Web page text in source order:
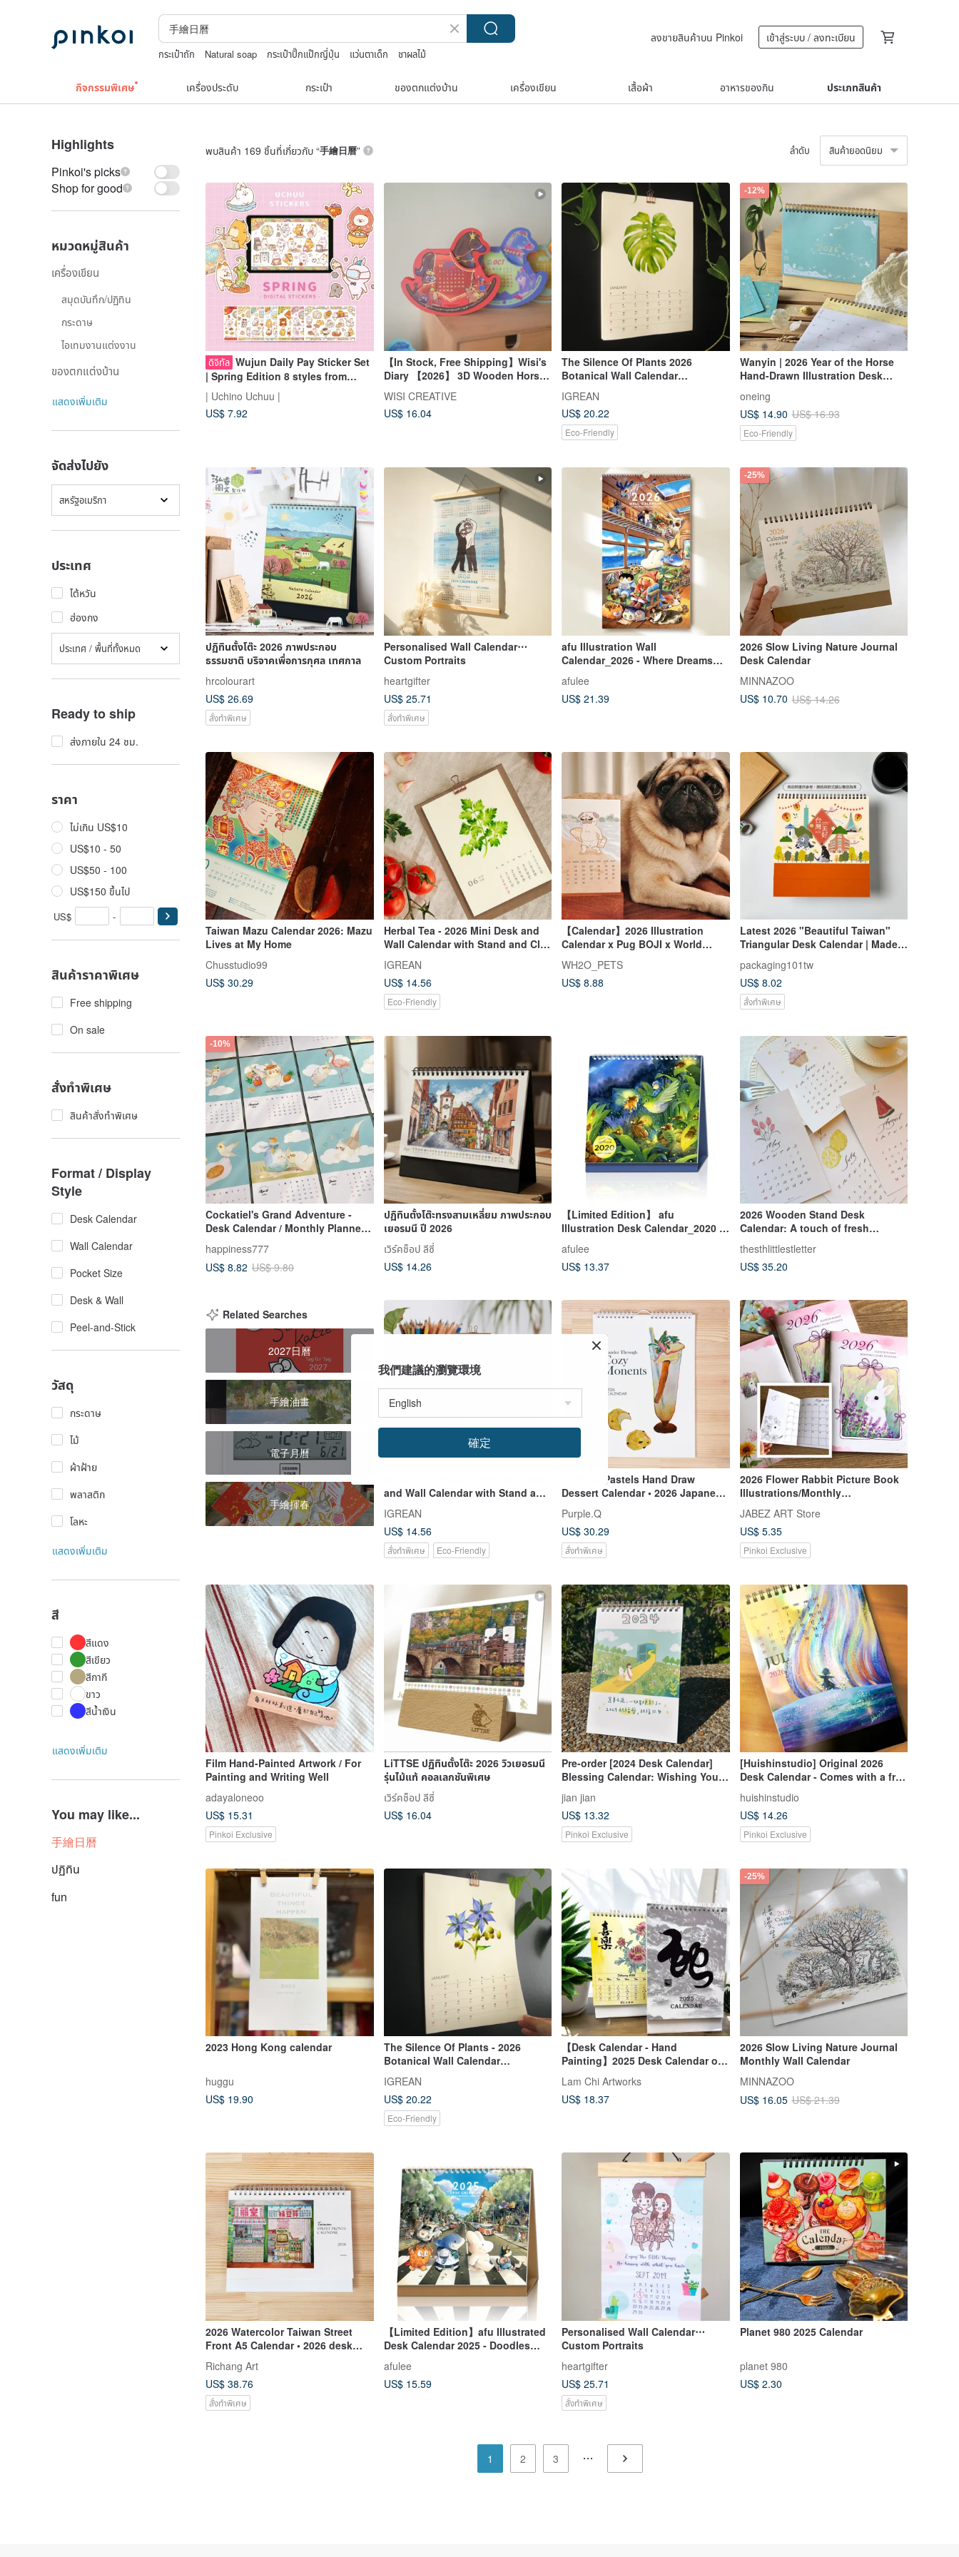
กระเป๋าถัก Natural soap กระเป๋าปิ๊กแป๊กญี่ปุ่น แว่นตาเด็ก
ชาผลไม้
ลงขายสินค้าบน Pinkoi เข้าสู่ระบบ / ลงทะเบียน
กิจกรรมพิเศษ เครื่องประดับ กระเป๋า ของตกแต่งบ้าน เครื่องเขียน เสื้อผ้า อาหารของกิน ประเภทสินค้า
Highlights
Pinkoi's picks
Shop for good
หมวดหมู่สินค้า
เครื่องเขียน
สมุดบันทึก/ปฏิทิน
กระดาษ
ไอเทมงานแต่งงาน
ของตกแต่งบ้าน
แสดงเพิ่มเติม
จัดส่งไปยัง
สหรัฐอเมริกา
ประเทศ
ไต้หวัน
ฮ่องกง
ประเทศ / พื้นที่ทั้งหมด
Ready to ship
ส่งภายใน 24 ชม.
ราคา
ไม่เกิน US$10
US$10 - 50
US$50 - 100
US$150 ขึ้นไป
US$ -
สินค้าราคาพิเศษ
Free shipping
On sale
สั่งทำพิเศษ
สินค้าสั่งทำพิเศษ
Format / Display
Style
Desk Calendar
Wall Calendar
Pocket Size
Desk & Wall
Peel-and-Stick
วัสดุ
กระดาษ
ไม้
ผ้าฝ้าย
พลาสติก
โลหะ
แสดงเพิ่มเติม
สี
สีแดง
สีเขียว
สีกากี
ขาว
สีน้ำเงิน
แสดงเพิ่มเติม
You may like...
手繪日曆
ปฏิทิน
fun
พบสินค้า 169 ชิ้นที่เกี่ยวกับ “手繪日曆” ลำดับ สินค้ายอดนิยม
ดิจิทัล Wujun Daily Pay Sticker Set
| Spring Edition 8 styles from
January to April/Electronic pocket
calendar material
| Uchino Uchuu |
US$ 7.92
【In Stock, Free Shipping】Wisi's
Diary 【2026】 3D Wooden Horse
WISI CREATIVE
US$ 16.04
The Silence Of Plants 2026
Botanical Wall Calendar
IGREAN
US$ 20.22
Eco-Friendly
-12%
Wanyin | 2026 Year of the Horse
Hand-Drawn Illustration Desk
| Double-Sided Design
oneing
US$ 14.90 US$ 16.93
Eco-Friendly
ปฏิทินตั้งโต๊ะ 2026 ภาพประกอบ
ธรรมชาติ บริจาคเพื่อการกุศล เทศกาล
hrcolourart
US$ 26.69
สั่งทำพิเศษ
Personalised Wall Calendar⋯
Custom Portraits
heartgifter
US$ 25.71
สั่งทำพิเศษ
afu Illustration Wall
Calendar_2026 - Where Dreams
afulee
US$ 21.39
-25%
2026 Slow Living Nature Journal
Desk Calendar
MINNAZOO
US$ 10.70 US$ 14.26
Taiwan Mazu Calendar 2026: Mazu
Lives at My Home
Chusstudio99
US$ 30.29
Herbal Tea - 2026 Mini Desk and
Wall Calendar with Stand and Clip
as Hanger
IGREAN
US$ 14.56
Eco-Friendly
【Calendar】2026 Illustration
Calendar x Pug BOJI x World
Landmarks・Wooden Stand
WH2O_PETS
US$ 8.88
Latest 2026 "Beautiful Taiwan"
Triangular Desk Calendar | Made
in Taiwan | Corporate Gift | Desk
Calendar | Illustration
packaging101tw
US$ 8.02
สั่งทำพิเศษ
-10%
Cockatiel's Grand Adventure -
Desk Calendar / Monthly Planner /
Yearly Calendar / Office Decor /
Cockatiel Parrot
happiness777
US$ 8.82 US$ 9.80
ปฏิทินตั้งโต๊ะทรงสามเหลี่ยม ภาพประกอบ
เยอรมนี ปี 2026
เวิร์คช็อป ลีซี่
US$ 14.26
【Limited Edition】 afu
Illustration Desk Calendar_2020 /
Best Moments
afulee
US$ 13.37
2026 Wooden Stand Desk
Calendar: A touch of fresh
illustration meets calligraphy
design.
thesthlittlestletter
US$ 35.20
Related Searches
2027日曆
手繪油畫
電子月曆
手繪揮春
and Wall Calendar with Stand and
IGREAN
US$ 14.56
สั่งทำพิเศษ Eco-Friendly
2026 Oil Pastels Hand Draw
Dessert Calendar • 2026 Japanese
Purple.Q
US$ 30.29
สั่งทำพิเศษ
2026 Flower Rabbit Picture Book
Illustrations/Monthly
JABEZ ART Store
US$ 5.35
Pinkoi Exclusive
Film Hand-Painted Artwork / For
Painting and Writing Well
adayaloneoo
US$ 15.31
Pinkoi Exclusive
LiTTSE ปฏิทินตั้งโต๊ะ 2026 วิวเยอรมนี
รุ่นไม้แท้ คอลเลกชันพิเศษ
เวิร์คช็อป ลีซี่
US$ 16.04
Pre-order [2024 Desk Calendar]
Blessing Calendar: Wishing You
jian jian
US$ 13.32
Pinkoi Exclusive
[Huishinstudio] Original 2026
Desk Calendar - Comes with a free
Christmas postcard of your
choice
huishinstudio
US$ 14.26
Pinkoi Exclusive
2023 Hong Kong calendar
huggu
US$ 19.90
The Silence Of Plants - 2026
Botanical Wall Calendar
Christmas Gift
IGREAN
US$ 20.22
Eco-Friendly
【Desk Calendar - Hand
Painting】2025 Desk Calendar of
HK
Lam Chi Artworks
US$ 18.37
-25%
2026 Slow Living Nature Journal
Monthly Wall Calendar
MINNAZOO
US$ 16.05 US$ 21.39
2026 Watercolor Taiwan Street
Front A5 Calendar • 2026 desk
Richang Art
US$ 38.76
สั่งทำพิเศษ
【Limited Edition】afu Illustrated
Desk Calendar 2025 - Doodles
afulee
US$ 15.59
Personalised Wall Calendar⋯
Custom Portraits
heartgifter
US$ 25.71
สั่งทำพิเศษ
Planet 980 2025 Calendar
planet 980
US$ 2.30
1 2 3
我們建議的瀏覽環境
確定